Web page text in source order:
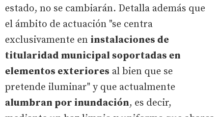
estado, no se cambiarán. Detalla además que
el ámbito de actuación "se centra
exclusivamente en instalaciones de
titularidad municipal soportadas en
elementos exteriores al bien que se
pretende iluminar" y que actualmente
alumbran por inundación, es decir,